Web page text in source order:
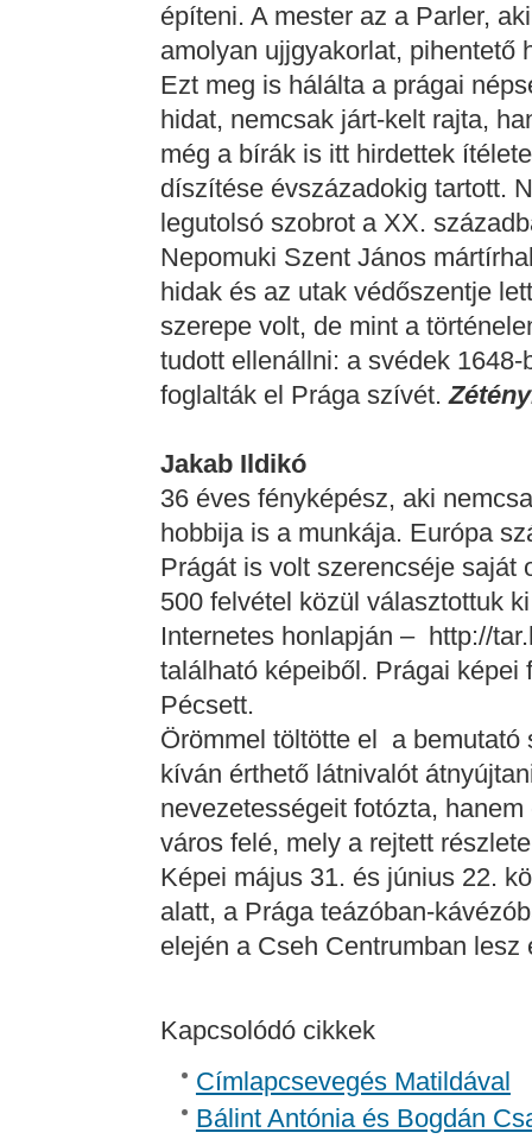
építeni. A mester az a Parler,
amolyan ujjgyakorlat, pihentető
Ezt meg is hálálta a prágai
hidat, nemcsak járt-kelt rajta,
még a bírák is itt hirdettek
díszítése évszázadokig tartott.
legutolsó szobrot a XX.
Nepomuki Szent János
hidak és az utak védőszentje
szerepe volt, de mint a
tudott ellenállni: a svédek
foglalták el Prága szívét.
Jakab Ildikó
36 éves fényképész, aki
hobbija is a munkája. Európa
Prágát is volt szerencséje saját
500 felvétel közül választottuk
Internetes honlapján – http://
található képeiből. Prágai képei
Pécsett.
Örömmel töltötte el a bemutató
kíván érthető látnivalót
nevezetességeit fotózta,
város felé, mely a rejtett
Képei május 31. és június 22.
alatt, a Prága teázóban-
elején a Cseh Centrumban
Kapcsolódó cikkek
Címlapcsevegés Matildával
Bálint Antónia és Bogdán